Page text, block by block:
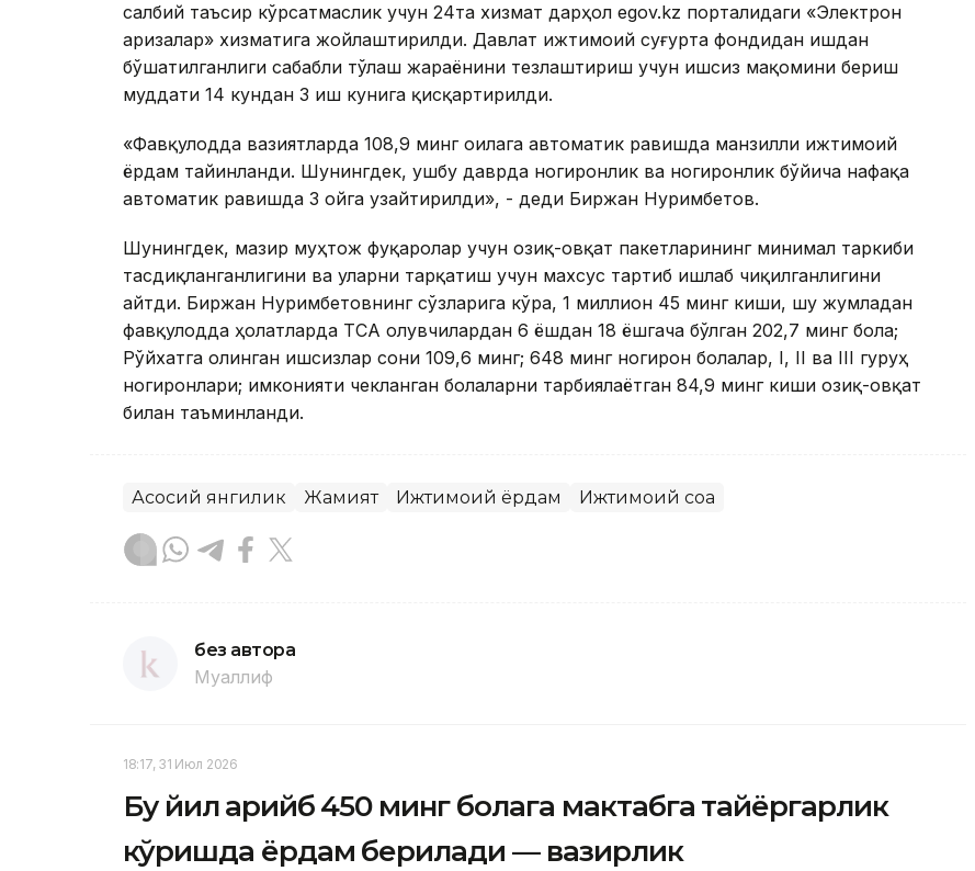
салбий таъсир кўрсатмаслик учун 24та хизмат дарҳол egov.kz порталидаги «Электрон
аризалар» хизматига жойлаштирилди. Давлат ижтимоий суғурта фондидан ишдан
бўшатилганлиги сабабли тўлаш жараёнини тезлаштириш учун ишсиз мақомини бериш
муддати 14 кундан 3 иш кунига қисқартирилди.
«Фавқулодда вазиятларда 108,9 минг оилага автоматик равишда манзилли ижтимоий
ёрдам тайинланди. Шунингдек, ушбу даврда ногиронлик ва ногиронлик бўйича нафақа
автоматик равишда 3 ойга узайтирилди», - деди Биржан Нуримбетов.
Шунингдек, мазир муҳтож фуқаролар учун озиқ-овқат пакетларининг минимал таркиби
тасдиқланганлигини ва уларни тарқатиш учун махсус тартиб ишлаб чиқилганлигини
айтди. Биржан Нуримбетовнинг сўзларига кўра, 1 миллион 45 минг киши, шу жумладан
фавқулодда ҳолатларда ТСА олувчилардан 6 ёшдан 18 ёшгача бўлган 202,7 минг бола;
Рўйхатга олинган ишсизлар сони 109,6 минг; 648 минг ногирон болалар, I, II ва III гуруҳ
ногиронлари; имконияти чекланган болаларни тарбиялаётган 84,9 минг киши озиқ-овқат
билан таъминланди.
Асосий янгилик Жамият Ижтимоий ёрдам Ижтимоий соҳа
без автора
Муаллиф
18:17, 31 Июл 2026
Бу йил қарийб 450 минг болага мактабга тайёргарлик
кўришда ёрдам берилади — вазирлик